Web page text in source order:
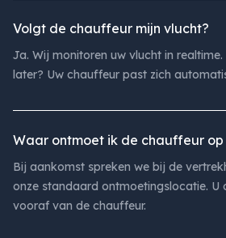
Volgt de chauffeur mijn vlucht?
Ja. Wij monitoren uw vlucht in
later? Uw chauffeur past zich
Waar ontmoet ik de chauffeur op
Bij aankomst spreken we bij de
onze standaard ontmoetingslocatie. U
vooraf van de chauffeur.